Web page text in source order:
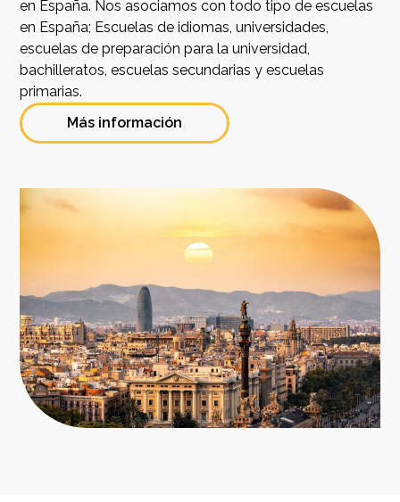
en España. Nos asociamos con todo tipo de escuelas
en España; Escuelas de idiomas, universidades,
escuelas de preparación para la universidad,
bachilleratos, escuelas secundarias y escuelas
primarias.
Más información